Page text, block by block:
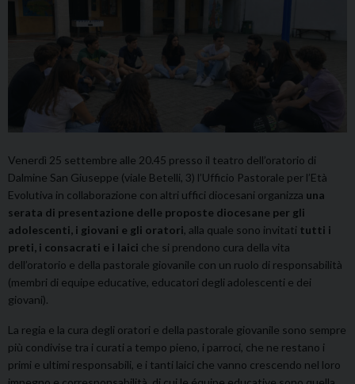
Venerdì 25 settembre alle 20.45 presso il teatro dell’oratorio di
Dalmine San Giuseppe (viale Betelli, 3) l’Ufficio Pastorale per l’Età
Evolutiva in collaborazione con altri uffici diocesani organizza una
serata di presentazione delle proposte diocesane per gli
adolescenti, i giovani e gli oratori , alla quale sono invitati tutti i
preti, i consacrati e i laici che si prendono cura della vita
dell’oratorio e della pastorale giovanile con un ruolo di responsabilità
(membri di equipe educative, educatori degli adolescenti e dei
giovani).
La regia e la cura degli oratori e della pastorale giovanile sono sempre
più condivise tra i curati a tempo pieno, i parroci, che ne restano i
primi e ultimi responsabili, e i tanti laici che vanno crescendo nel loro